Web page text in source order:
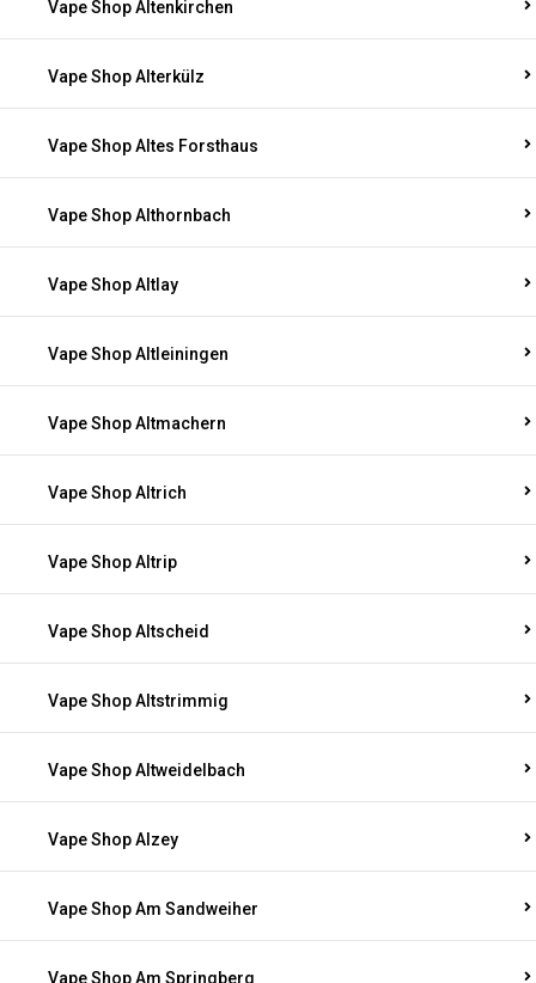
Vape Shop Altenkirchen
Vape Shop Alterkülz
Vape Shop Altes Forsthaus
Vape Shop Althornbach
Vape Shop Altlay
Vape Shop Altleiningen
Vape Shop Altmachern
Vape Shop Altrich
Vape Shop Altrip
Vape Shop Altscheid
Vape Shop Altstrimmig
Vape Shop Altweidelbach
Vape Shop Alzey
Vape Shop Am Sandweiher
Vape Shop Am Springberg